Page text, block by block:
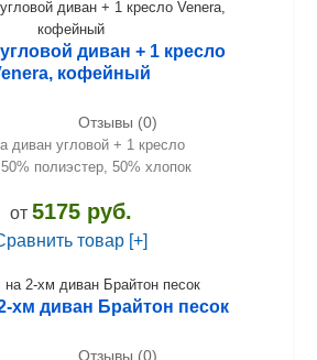
диван + 1 кресло
кофейный
Отзывы (0)
диван угловой + 1 кресло
полиэстер, 50% хлопок
от 5175 руб.
товар [+]
хм диван Брайтон песок
Отзывы (0)